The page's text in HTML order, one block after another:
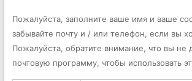
Пожалуйста, заполните ваше имя и ваше
забывайте почту и / или телефон, если вы
Пожалуйста, обратите внимание, что вы
почтовую программу, чтобы использовать